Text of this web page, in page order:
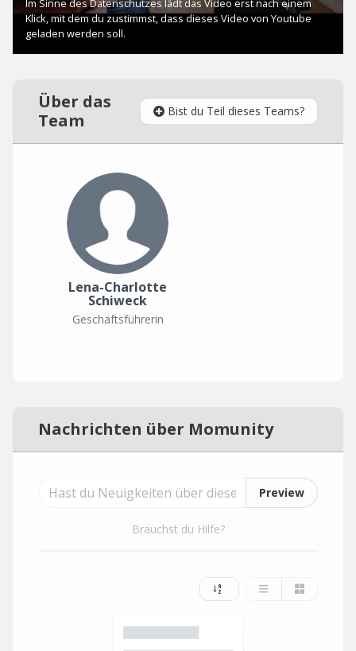
Über das
Team
Bist du Teil dieses Teams?
Lena-Charlotte
Schiweck
Geschäftsführerin
Nachrichten über Momunity
Preview
Brauchst du Hilfe?